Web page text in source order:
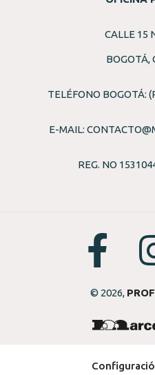
CALLE 15
BOGOTÁ,
TELÉFONO BOGOTÁ:
E-MAIL:
REG. NO
© 2026,